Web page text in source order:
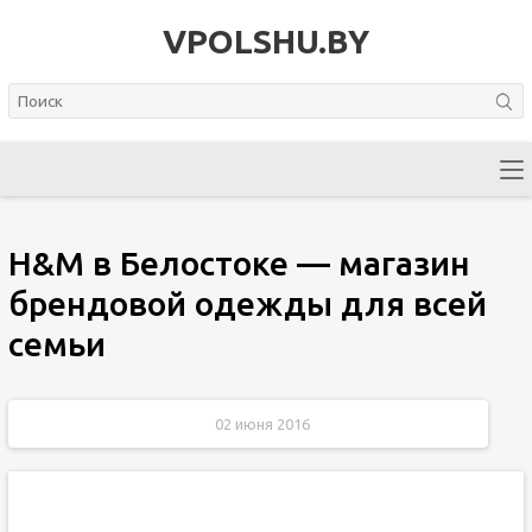
VPOLSHU.BY
H&M в Белостоке — магазин
брендовой одежды для всей
семьи
02 июня 2016